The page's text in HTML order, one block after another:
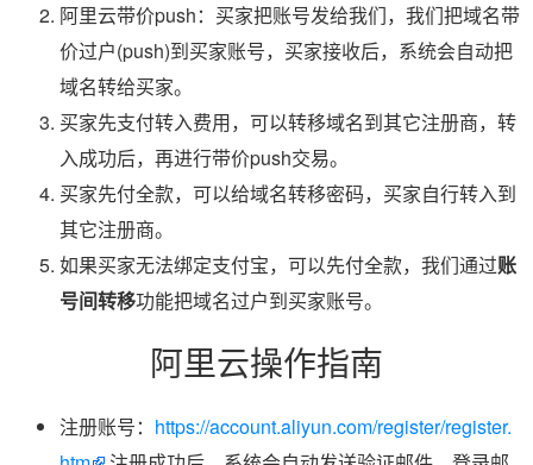
阿里云带价push：买家把账号发给我们，我们把域名带
价过户(push)到买家账号，买家接收后，系统会自动把
域名转给买家。
买家先支付转入费用，可以转移域名到其它注册商，转
入成功后，再进行带价push交易。
买家先付全款，可以给域名转移密码，买家自行转入到
其它注册商。
如果买家无法绑定支付宝，可以先付全款，我们通过账
号间转移功能把域名过户到买家账号。
阿里云操作指南
注册账号： https://account.aliyun.com/register/register.